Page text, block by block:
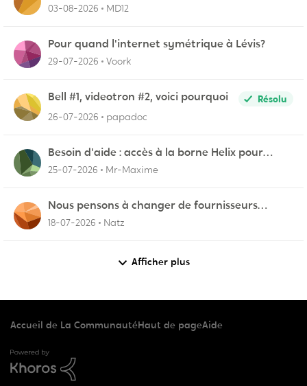
03-08-2026 MD12
Pour quand l'internet symétrique à Lévis?
29-07-2026 Voork
Bell #1, videotron #2, voici pourquoi
Résolu
26-07-2026
papadoc
Besoin d'aide : accès à la borne Helix pour
vérifier l'UPnP NAT Black Ops 2
25-07-2026 Mr-Maxime
Nous pensons à changer de fournisseurs…
18-07-2026 Natz
Afficher plus
Accueil de La CommunautéHaut de pageAide